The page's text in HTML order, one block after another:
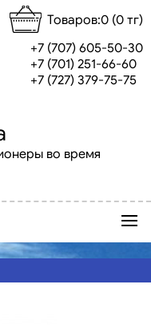
во время
Товаров:0 (0 тг)
+7 (707) 605-50-30
+7 (701) 251-66-60
+7 (727) 379-75-75